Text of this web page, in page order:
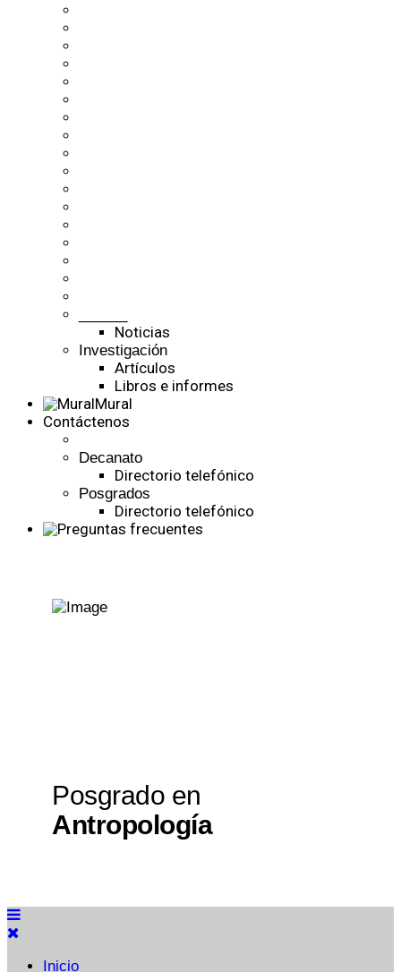
Noticias
Investigación
Artículos
Libros e informes
Mural
Contáctenos
Decanato
Directorio telefónico
Posgrados
Directorio telefónico
Posgrado en
Antropología
Inicio